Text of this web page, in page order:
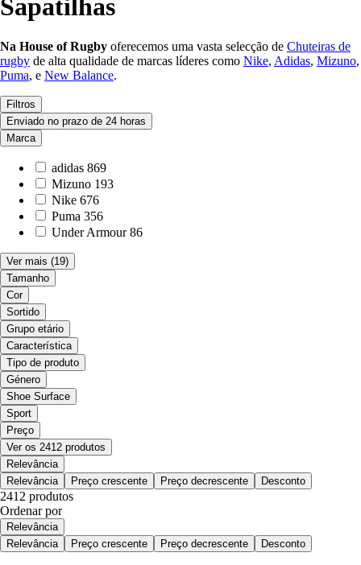
Sapatilhas
Na House of Rugby oferecemos uma vasta selecção de Chuteiras de
rugby de alta qualidade de marcas líderes como Nike, Adidas, Mizuno,
Puma, e New Balance.
Filtros
Enviado no prazo de 24 horas
Marca
adidas 869
Mizuno 193
Nike 676
Puma 356
Under Armour 86
Ver mais (19)
Tamanho
Cor
Sortido
Grupo etário
Característica
Tipo de produto
Género
Shoe Surface
Sport
Preço
Ver os 2412 produtos
Relevância
Relevância
Preço crescente Preço decrescente Desconto
2412 produtos
Ordenar por
Relevância
Relevância
Preço crescente Preço decrescente Desconto